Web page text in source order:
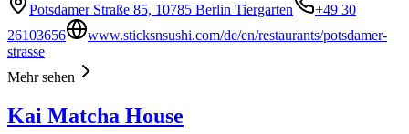
Potsdamer Straße 85, 10785 Berlin Tiergarten
+49 30
26103656
www.sticksnsushi.com/de/en/restaurants/potsdamer-
strasse
Mehr sehen
Kai Matcha House